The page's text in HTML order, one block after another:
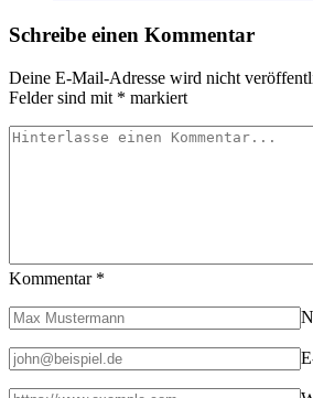
Schreibe einen Kommentar
Deine E-Mail-Adresse wird nicht
Felder sind mit * markiert
Kommentar *